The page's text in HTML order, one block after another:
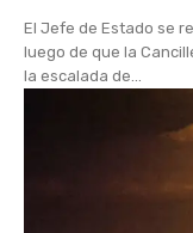
El Jefe de Estado se
luego de que la
la escalada de...